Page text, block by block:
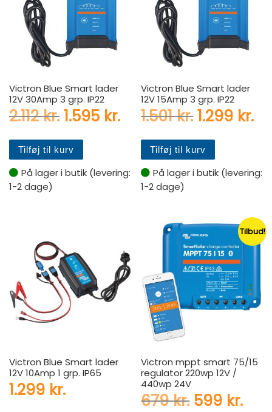
Victron Blue Smart lader
12V 30Amp 3 grp. IP22
2.112kr. Den oprindelige pris var:
1.595 kr.Den aktuelle pris er:
Tilføj til kurv
På lager i butik (levering:
1-2 dage)
Victron Blue Smart lader
12V 15Amp 3 grp. IP22
1.501kr.Den
1.299 kr.
Tilføj til kurv
På lager i butik (levering:
1-2 dage)
Victron Blue Smart lader
12V 10Amp 1 grp. IP65
1.299 kr.
Tilbud!
Victron mppt smart 75/15
regulator 220wp 12V /
440wp 24V
679kr. Den
599 kr.